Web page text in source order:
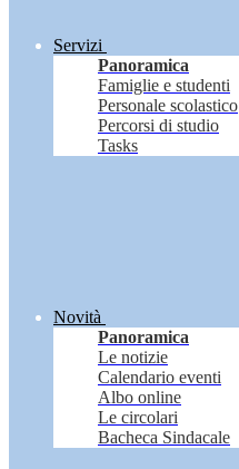
Servizi
Panoramica
Famiglie e studenti
Personale scolastico
Percorsi di studio
Tasks
Novità
Panoramica
Le notizie
Calendario eventi
Albo online
Le circolari
Bacheca Sindacale